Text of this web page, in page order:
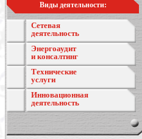
Виды деятельности:
Сетевая
деятельность
Энергоаудит
и консалтинг
Технические
услуги
Инновационная
деятельность